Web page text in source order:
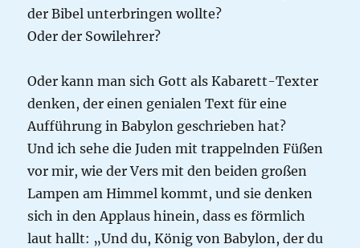
der Bibel unterbringen wollte?
Oder der Sowilehrer?
Oder kann man sich Gott als Kabarett-Texter
denken, der einen genialen Text für eine
Aufführung in Babylon geschrieben hat?
Und ich sehe die Juden mit trappelnden Füßen
vor mir, wie der Vers mit den beiden großen
Lampen am Himmel kommt, und sie denken
sich in den Applaus hinein, dass es förmlich
laut hallt: „Und du, König von Babylon, der du